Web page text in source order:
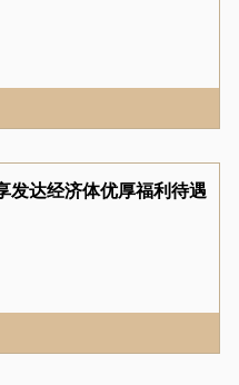
发达经济体优厚福利待遇